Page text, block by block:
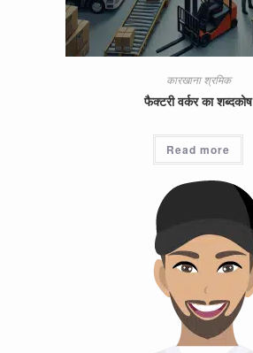
कारखाना श्रमिक
फैक्टरी वर्कर का शब्दकोष
Read more